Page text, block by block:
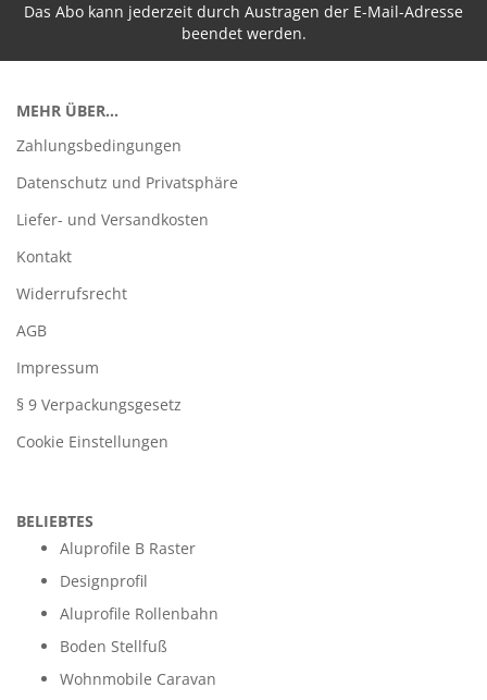
Das Abo kann jederzeit durch Austragen der E-Mail-Adresse
beendet werden.
MEHR ÜBER...
Zahlungsbedingungen
Datenschutz und Privatsphäre
Liefer- und Versandkosten
Kontakt
Widerrufsrecht
AGB
Impressum
§ 9 Verpackungsgesetz
Cookie Einstellungen
BELIEBTES
Aluprofile B Raster
Designprofil
Aluprofile Rollenbahn
Boden Stellfuß
Wohnmobile Caravan